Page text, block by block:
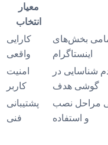
معیار
انتخاب
کارایی
واقعی
تمامی بخش‌های
اینستاگرام
امنیت
کاربر
شناسایی در
گوشی هدف
پشتیبانی
فنی
مراحل نصب
و استفاده